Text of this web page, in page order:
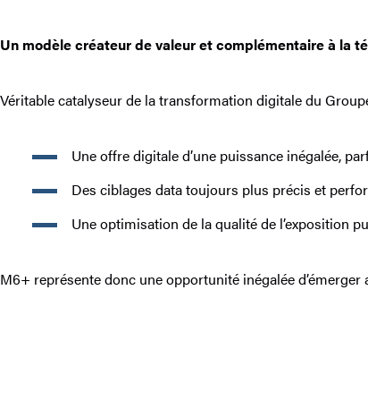
Un modèle créateur de valeur et complémentaire à la
Véritable catalyseur de la transformation digitale du
Une offre digitale d’une puissance inégalée,
Des ciblages data toujours plus précis et
Une optimisation de la qualité de l’exposition
M6+ représente donc une opportunité inégalée